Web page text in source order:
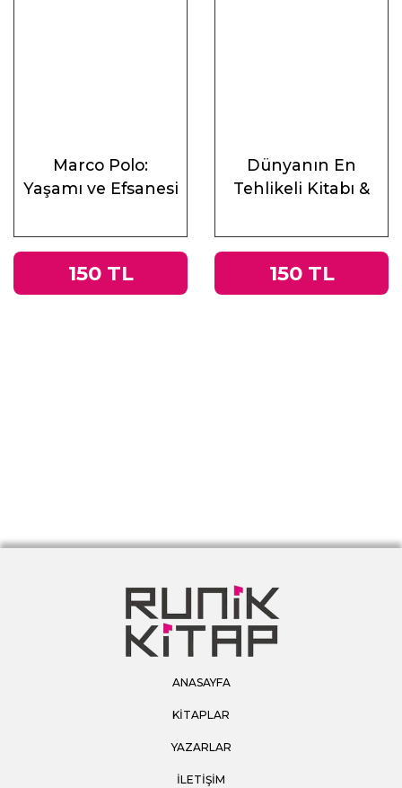
Marco Polo:
Yaşamı ve Efsanesi
150 TL
Dünyanın En
Tehlikeli Kitabı &
İmparatorluğu’ndan
Tacitus’un
150 TL
ANASAYFA
KİTAPLAR
YAZARLAR
İLETİŞİM